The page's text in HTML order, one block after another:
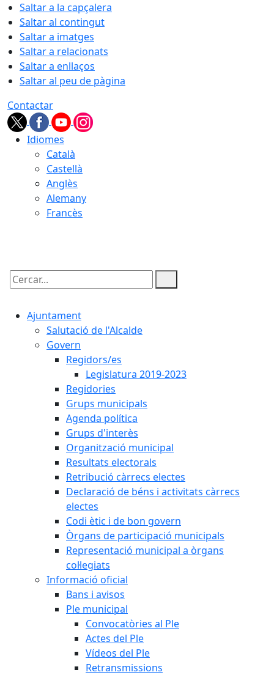
Saltar a la capçalera
Saltar al contingut
Saltar a imatges
Saltar a relacionats
Saltar a enllaços
Saltar al peu de pàgina
Contactar
Idiomes
Català
Castellà
Anglès
Alemany
Francès
Cercar:
Ajuntament
Salutació de l'Alcalde
Govern
Regidors/es
Legislatura 2019-2023
Regidories
Grups municipals
Agenda política
Grups d'interès
Organització municipal
Resultats electorals
Retribució càrrecs electes
Declaració de béns i activitats càrrecs
electes
Codi ètic i de bon govern
Òrgans de participació municipals
Representació municipal a òrgans
col·legiats
Informació oficial
Bans i avisos
Ple municipal
Convocatòries al Ple
Actes del Ple
Vídeos del Ple
Retransmissions